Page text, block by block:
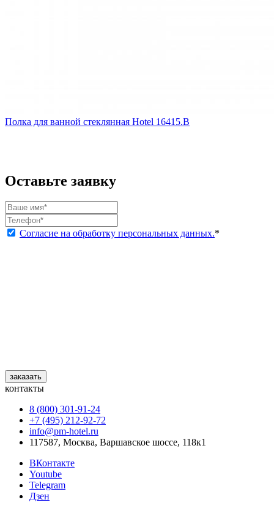
Полка для ванной стеклянная Hotel 16415.B
Оставьте заявку
Согласие на обработку персональных данных.*
заказать
контакты
8 (800) 301‑91‑24
+7 (495) 212‑92‑72
info@pm-hotel.ru
117587, Москва, Варшавское шоссе, 118к1
ВКонтакте
Youtube
Telegram
Дзен